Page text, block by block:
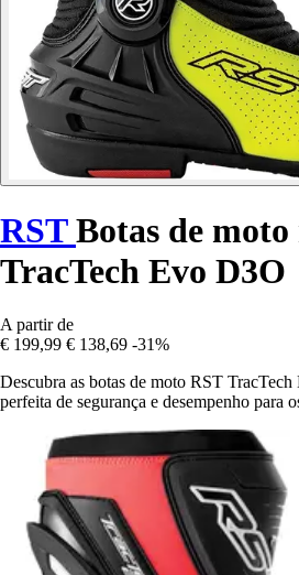
RSTBotas de
TracTech Evo D3O
A partir de
€ 199,99 € 138,69 -31%
Descubra as botas de moto RST
perfeita de segurança e desempenho para